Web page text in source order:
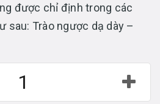
được chỉ định trong các
sau: Trào ngược dạ dày –